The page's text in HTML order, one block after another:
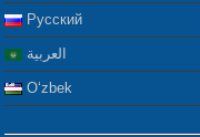
Русский
العربية
Oʻzbek